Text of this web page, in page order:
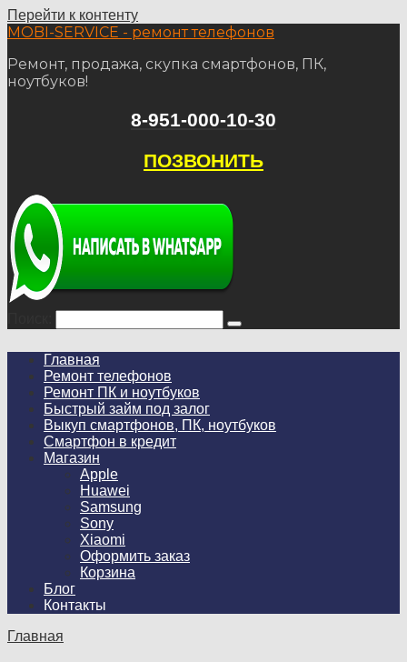
Перейти к контенту
MOBI-SERVIСE - ремонт телефонов
Ремонт, продажа, скупка смартфонов, ПК,
ноутбуков!
8-951-000-10-30
ПОЗВОНИТЬ
Главная
Ремонт телефонов
Ремонт ПК и ноутбуков
Быстрый займ под залог
Выкуп смартфонов, ПК, ноутбуков
Смартфон в кредит
Магазин
Apple
Huawei
Samsung
Sony
Xiaomi
Оформить заказ
Корзина
Блог
Контакты
Главная